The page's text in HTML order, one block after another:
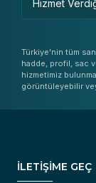
Türkiye'nin tüm
hadde, profil, sac
hizmetimiz
görüntüleyebilir
İLETİŞİME GEÇ